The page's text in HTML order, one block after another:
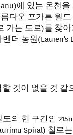
에 있는 온천을
다운 포가튼 월드
가는 도로)를 찾
더 농원(Lauren's
것이 없을 것 같
의 한 구간인
Spiral) 철로